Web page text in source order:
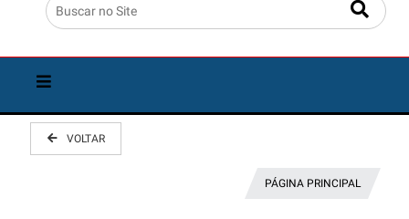
VOLTAR
PÁGINA PRINCIPAL